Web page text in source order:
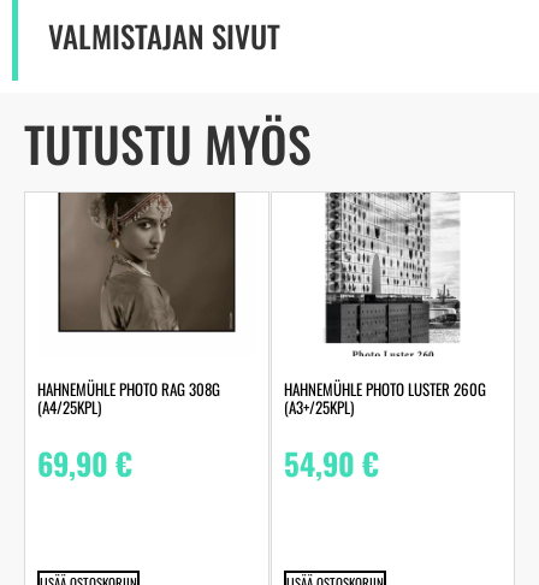
VALMISTAJAN SIVUT
TUTUSTU MYÖS
HAHNEMÜHLE PHOTO RAG 308G
(A4/25KPL)
69,90€
HAHNEMÜHLE PHOTO LUSTER 260G
(A3+/25KPL)
54,90€